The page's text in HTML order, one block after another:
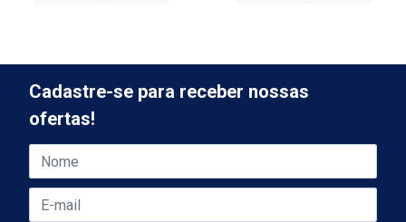
Cadastre-se para receber nossas
ofertas!